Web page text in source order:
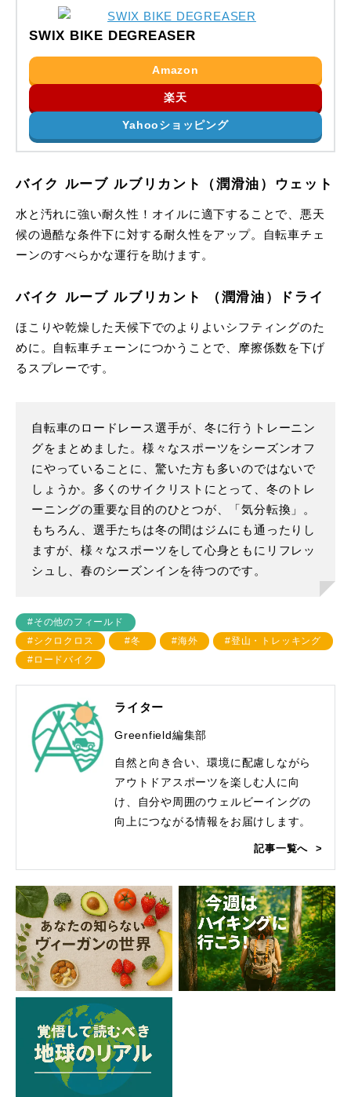
SWIX BIKE DEGREASER
Amazon
楽天
Yahooショッピング
バイク ルーブ ルブリカント（潤滑油）ウェット
水と汚れに強い耐久性！オイルに適下することで、悪天
候の過酷な条件下に対する耐久性をアップ。自転車チェ
ーンのすべらかな運行を助けます。
バイク ルーブ ルブリカント （潤滑油）ドライ
ほこりや乾燥した天候下でのよりよいシフティングのた
めに。自転車チェーンにつかうことで、摩擦係数を下げ
るスプレーです。
自転車のロードレース選手が、冬に行うトレーニン
グをまとめました。様々なスポーツをシーズンオフ
にやっていることに、驚いた方も多いのではないで
しょうか。多くのサイクリストにとって、冬のトレ
ーニングの重要な目的のひとつが、「気分転換」。
もちろん、選手たちは冬の間はジムにも通ったりし
ますが、様々なスポーツをして心身ともにリフレッ
シュし、春のシーズンインを待つのです。
#その他のフィールド
#シクロクロス
#冬 #海外
#登山・トレッキング
#ロードバイク
ライター
Greenfield編集部
自然と向き合い、環境に配慮しながら
アウトドアスポーツを楽しむ人に向
け、自分や周囲のウェルビーイングの
向上につながる情報をお届けします。
記事一覧へ